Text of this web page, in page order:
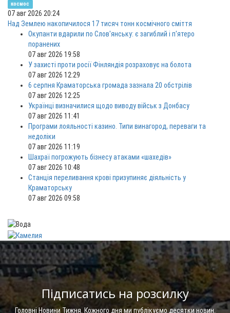
космос
07 авг 2026 20:24
Над Землею накопичилося 17 тисяч тонн космічного сміття
Окупанти вдарили по Слов'янську: є загиблий і п'ятеро
поранених
07 авг 2026 19:58
У захисті проти росії Фінляндія розраховує на болота
07 авг 2026 12:29
6 серпня Краматорська громада зазнала 20 обстрілів
07 авг 2026 12:25
Українці визначилися щодо виводу військ з Донбасу
07 авг 2026 11:41
Програми лояльності казино. Типи винагород, переваги та
недоліки
07 авг 2026 11:19
Шахраї погрожують бізнесу атаками «шахедів»
07 авг 2026 10:48
Станція переливання крові призупиняє діяльність у
Краматорську
07 авг 2026 09:58
Підписатись на розсилку
Головні Новини Тижня. Кожного дня ми публікуємо десятки новин.